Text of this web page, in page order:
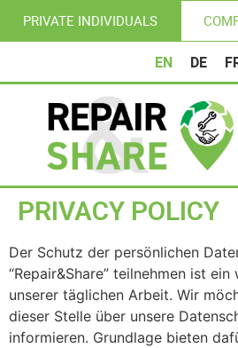
PRIVATE INDIVIDUALS
EN DE
PRIVACY POLICY
Der Schutz der persönlichen
“Repair&Share” teilnehmen ist
unserer täglichen Arbeit. Wir
dieser Stelle über unsere
informieren. Grundlage bieten